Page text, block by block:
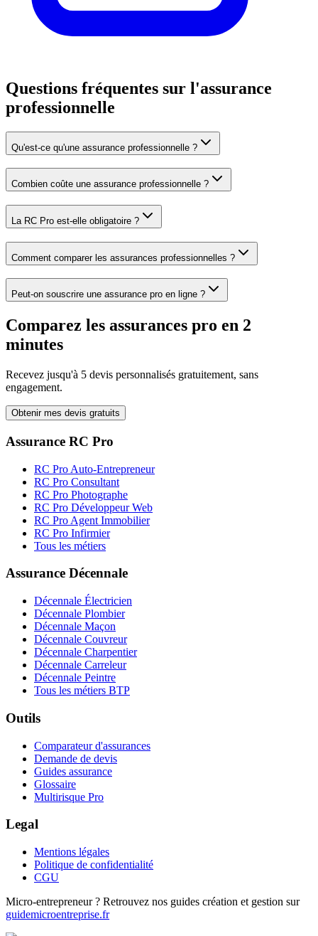
Questions fréquentes sur l'assurance
professionnelle
Qu'est-ce qu'une assurance professionnelle ?
Combien coûte une assurance professionnelle ?
La RC Pro est-elle obligatoire ?
Comment comparer les assurances professionnelles ?
Peut-on souscrire une assurance pro en ligne ?
Comparez les assurances pro en 2
minutes
Recevez jusqu'à 5 devis personnalisés gratuitement, sans
engagement.
Obtenir mes devis gratuits
Assurance RC Pro
RC Pro Auto-Entrepreneur
RC Pro Consultant
RC Pro Photographe
RC Pro Développeur Web
RC Pro Agent Immobilier
RC Pro Infirmier
Tous les métiers
Assurance Décennale
Décennale Électricien
Décennale Plombier
Décennale Maçon
Décennale Couvreur
Décennale Charpentier
Décennale Carreleur
Décennale Peintre
Tous les métiers BTP
Outils
Comparateur d'assurances
Demande de devis
Guides assurance
Glossaire
Multirisque Pro
Legal
Mentions légales
Politique de confidentialité
CGU
Micro-entrepreneur ? Retrouvez nos guides création et gestion sur
guidemicroentreprise.fr